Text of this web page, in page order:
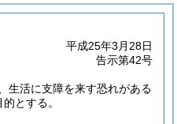
平成25年3月28日
告示第42号
生活に支障を来す恐れがある
とする。